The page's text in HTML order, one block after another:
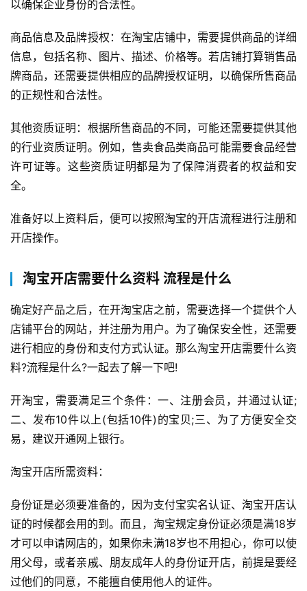
问
社
区
以确保企业身份的合法性。
商品信息及品牌授权：在淘宝店铺中，需要提供商品的详细
信息，包括名称、图片、描述、价格等。若店铺打算销售品
牌商品，还需要提供相应的品牌授权证明，以确保所售商品
的正规性和合法性。
其他资质证明：根据所售商品的不同，可能还需要提供其他
的行业资质证明。例如，售卖食品类商品可能需要食品经营
许可证等。这些资质证明都是为了保障消费者的权益和安
全。
准备好以上资料后，便可以按照淘宝的开店流程进行注册和
开店操作。
淘宝开店需要什么资料 流程是什么
确定好产品之后，在开淘宝店之前，需要选择一个提供个人
店铺平台的网站，并注册为用户。为了确保安全性，还需要
进行相应的身份和支付方式认证。那么淘宝开店需要什么资
料?流程是什么?一起去了解一下吧!
开淘宝，需要满足三个条件：一、注册会员，并通过认证;
二、发布10件以上(包括10件)的宝贝;三、为了方便安全交
易，建议开通网上银行。
淘宝开店所需资料：
身份证是必须要准备的，因为支付宝实名认证、淘宝开店认
证的时候都会用的到。而且，淘宝规定身份证必须是满18岁
才可以申请网店的，如果你未满18岁也不用担心，你可以使
用父母，或者亲戚、朋友成年人的身份证开店，前提是要经
过他们的同意，不能擅自使用他人的证件。